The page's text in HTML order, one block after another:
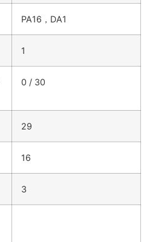
PA16，DA1
1
0 / 30
29
16
3